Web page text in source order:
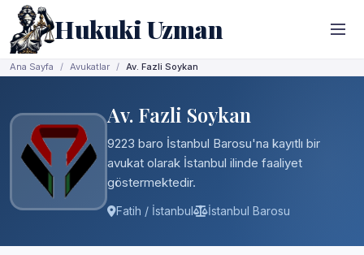
Hukuki Uzman
Ana Sayfa Avukatlar Av. Fazli Soykan
Av. Fazli Soykan
9223 baro İstanbul Barosu'na kayıtlı bir
avukat olarak İstanbul ilinde faaliyet
göstermektedir.
Fatih / İstanbul İstanbul Barosu